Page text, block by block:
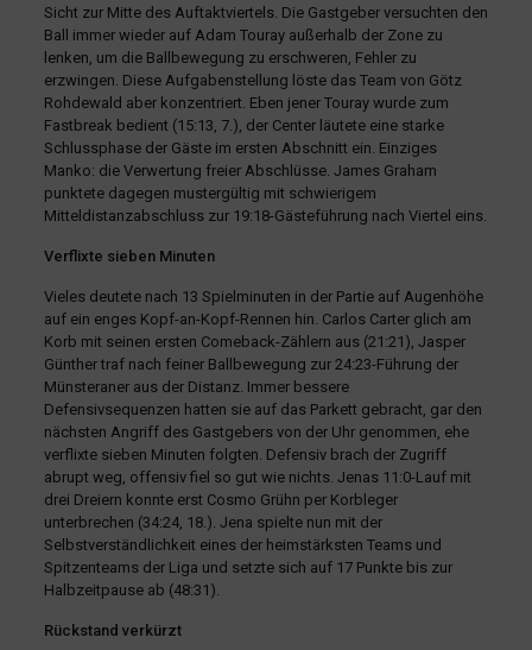
Sicht zur Mitte des Auftaktviertels. Die Gastgeber versuchten den
Ball immer wieder auf Adam Touray außerhalb der Zone zu
lenken, um die Ballbewegung zu erschweren, Fehler zu
erzwingen. Diese Aufgabenstellung löste das Team von Götz
Rohdewald aber konzentriert. Eben jener Touray wurde zum
Fastbreak bedient (15:13, 7.), der Center läutete eine starke
Schlussphase der Gäste im ersten Abschnitt ein. Einziges
Manko: die Verwertung freier Abschlüsse. James Graham
punktete dagegen mustergültig mit schwierigem
Mitteldistanzabschluss zur 19:18-Gästeführung nach Viertel eins.
Verflixte sieben Minuten
Vieles deutete nach 13 Spielminuten in der Partie auf Augenhöhe
auf ein enges Kopf-an-Kopf-Rennen hin. Carlos Carter glich am
Korb mit seinen ersten Comeback-Zählern aus (21:21), Jasper
Günther traf nach feiner Ballbewegung zur 24:23-Führung der
Münsteraner aus der Distanz. Immer bessere
Defensivsequenzen hatten sie auf das Parkett gebracht, gar den
nächsten Angriff des Gastgebers von der Uhr genommen, ehe
verflixte sieben Minuten folgten. Defensiv brach der Zugriff
abrupt weg, offensiv fiel so gut wie nichts. Jenas 11:0-Lauf mit
drei Dreiern konnte erst Cosmo Grühn per Korbleger
unterbrechen (34:24, 18.). Jena spielte nun mit der
Selbstverständlichkeit eines der heimstärksten Teams und
Spitzenteams der Liga und setzte sich auf 17 Punkte bis zur
Halbzeitpause ab (48:31).
Rückstand verkürzt